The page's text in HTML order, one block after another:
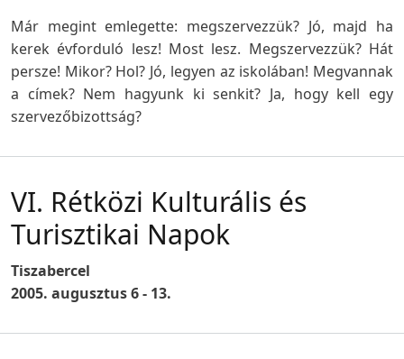
Már megint emlegette: megszervezzük? Jó, majd ha
kerek évforduló lesz! Most lesz. Megszervezzük? Hát
persze! Mikor? Hol? Jó, legyen az iskolában! Megvannak
a címek? Nem hagyunk ki senkit? Ja, hogy kell egy
szervezőbizottság?
VI. Rétközi Kulturális és
Turisztikai Napok
Tiszabercel
2005. augusztus 6 - 13.